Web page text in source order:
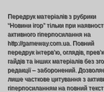
Передрук матеріалів з рубрики
“Новини ігор” тільки при
активного гіперпосилання на
http://gameway.com.ua. Повний
передрук інтерв’ю, оглядів,
гайдів та інших матеріалів без
редакції – заборонений.
лише часткове цитування з
гіперпосиланням на повний текст